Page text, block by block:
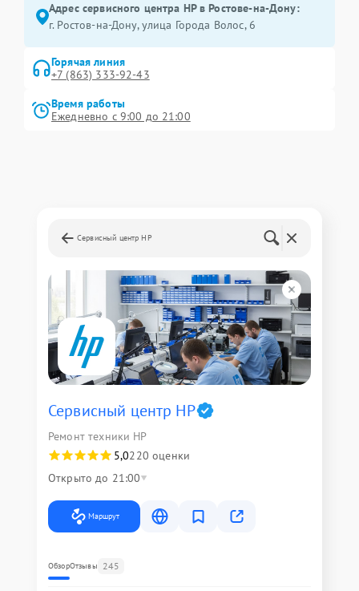
Адрес сервисного центра HP в Ростове-на-Дону:
г. Ростов-на-Дону, улица Города Волос, 6
Горячая линия
+7 (863) 333-92-43
Время работы
Ежедневно с 9:00 до 21:00
Сервисный центр HP
Сервисный центр HP
Ремонт техники HP
5,0220 оценки
Открыто до 21:00
Маршрут
ОбзорОтзывы 245